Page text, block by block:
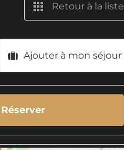
Retour à la liste
Ajouter à mon séjour
Réserver